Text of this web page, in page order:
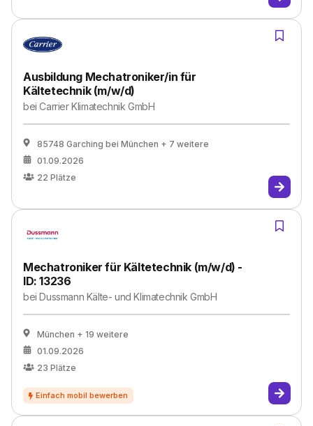
Ausbildung Mechatroniker/in für
Kältetechnik (m/w/d)
beiCarrier Klimatechnik GmbH
85748 Garching bei München + 7 weitere
01.09.2026
22 Plätze
Mechatroniker für Kältetechnik (m/w/d) -
ID: 13236
beiDussmann Kälte- und Klimatechnik GmbH
München + 19 weitere
01.09.2026
23 Plätze